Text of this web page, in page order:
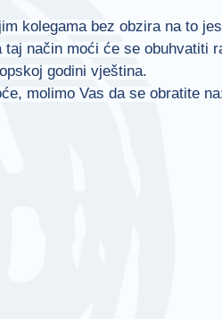
kolegama bez obzira na to
način moći će se obuhvatiti
godini vještina.
molimo Vas da se obratite